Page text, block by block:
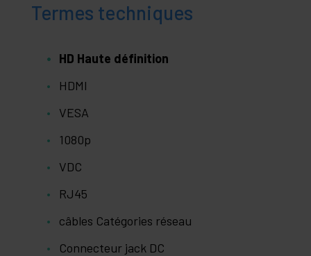
Termes techniques
HD Haute définition
HDMI
VESA
1080p
VDC
RJ45
câbles Catégories réseau
Connecteur jack DC